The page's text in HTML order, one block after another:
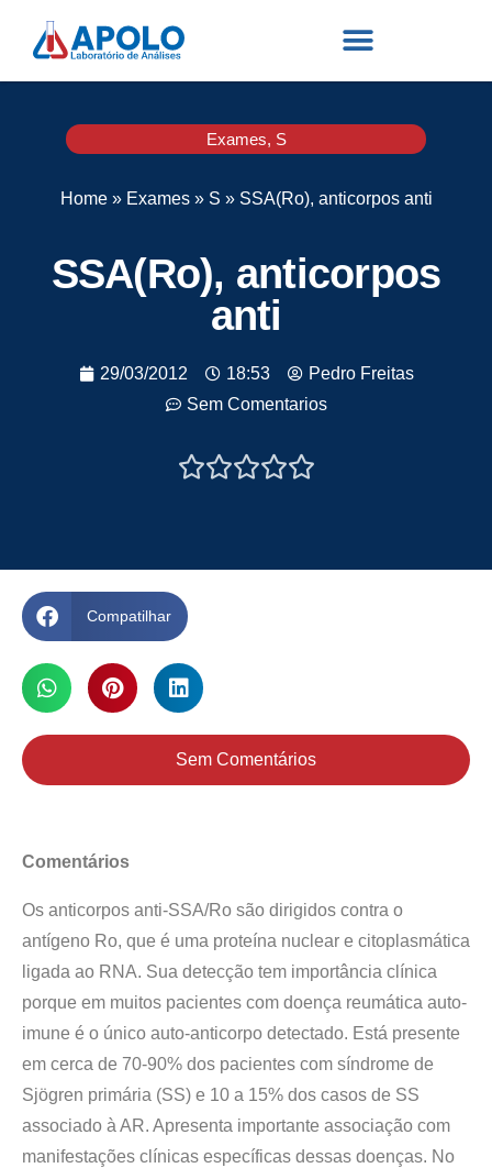
Exames, S
Home» Exames» S » SSA(Ro), anticorpos anti
SSA(Ro), anticorpos
anti
29/03/2012 18:53
Pedro Freitas
Sem Comentarios

Compatilhar
Sem Comentários
Comentários
Os anticorpos anti-SSA/Ro são dirigidos contra o
antígeno Ro, que é uma proteína nuclear e citoplasmática
ligada ao RNA. Sua detecção tem importância clínica
porque em muitos pacientes com doença reumática auto-
imune é o único auto-anticorpo detectado. Está presente
em cerca de 70-90% dos pacientes com síndrome de
Sjögren primária (SS) e 10 a 15% dos casos de SS
associado à AR. Apresenta importante associação com
manifestações clínicas específicas dessas doenças. No